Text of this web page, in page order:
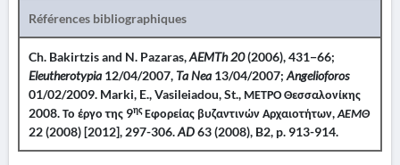
Références bibliographiques
Ch. Bakirtzis and N. Pazaras,AEMTh 20(2006), 431−66;
Eleutherotypia 12/04/2007,Ta Nea 13/04/2007; Angelioforos
01/02/2009. Marki, E., Vasileiadou, St., ΜΕΤΡΟ Θεσσαλονίκης
2008. Το έργο της 9ηςΕφορείας βυζαντινών Αρχαιοτήτων,ΑΕΜΘ
22 (2008) [2012], 297-306.AD63 (2008), B2, p. 913-914.